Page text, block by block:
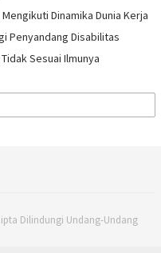
Dinamika Dunia Kerja
Penyandang Disabilitas
Sesuai Ilmunya
Dilindungi Undang-Undang